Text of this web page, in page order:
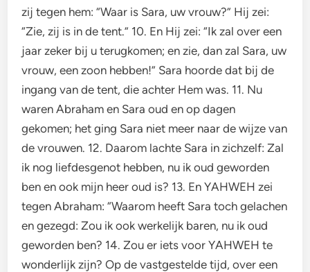
zij tegen hem: “Waar is Sara, uw vrouw?” Hij zei:
“Zie, zij is in de tent.” 10. En Hij zei: “Ik zal over een
jaar zeker bij u terugkomen; en zie, dan zal Sara, uw
vrouw, een zoon hebben!” Sara hoorde dat bij de
ingang van de tent, die achter Hem was. 11. Nu
waren Abraham en Sara oud en op dagen
gekomen; het ging Sara niet meer naar de wijze van
de vrouwen. 12. Daarom lachte Sara in zichzelf: Zal
ik nog liefdesgenot hebben, nu ik oud geworden
ben en ook mijn heer oud is? 13. En YAHWEH zei
tegen Abraham: “Waarom heeft Sara toch gelachen
en gezegd: Zou ik ook werkelijk baren, nu ik oud
geworden ben? 14. Zou er iets voor YAHWEH te
wonderlijk zijn? Op de vastgestelde tijd, over een